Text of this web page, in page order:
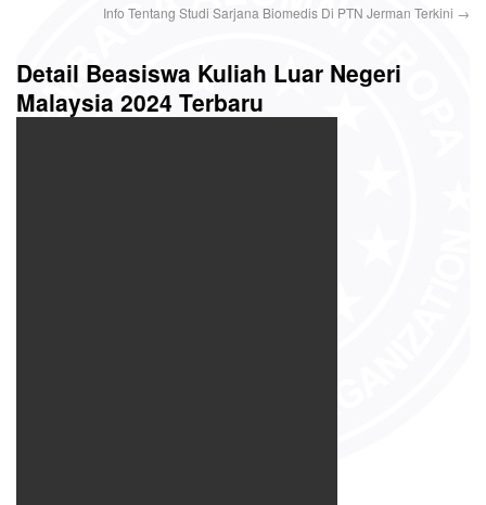
Info Tentang Studi Sarjana Biomedis Di PTN Jerman Terkini →
Detail Beasiswa Kuliah Luar Negeri
Malaysia 2024 Terbaru